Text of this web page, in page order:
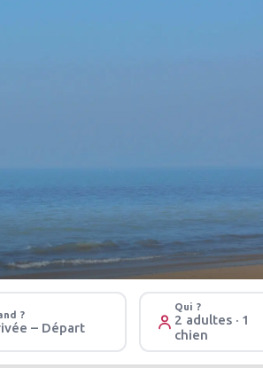
?
– Départ
Qui ?
2 adultes · 1
chien